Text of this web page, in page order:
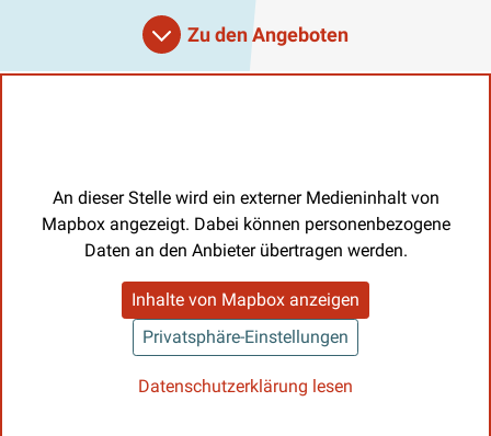
Zu den Angeboten
An dieser Stelle wird ein externer Medieninhalt von
Mapbox angezeigt. Dabei können personenbezogene
Daten an den Anbieter übertragen werden.
Inhalte von Mapbox anzeigen
Privatsphäre-Einstellungen
Datenschutzerklärung lesen